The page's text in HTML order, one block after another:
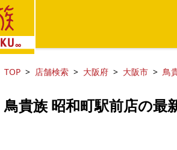
TOP 店舗検索 大阪府 大阪市 鳥
鳥貴族 昭和町駅前店の最